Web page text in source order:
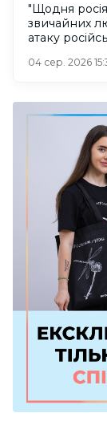
"Щодня
звичайних
атаку
04 сер. 2026